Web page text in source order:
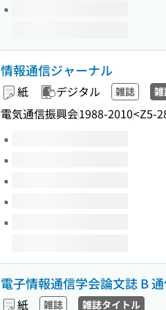
情報通信ジャーナル
紙 デジタル 雑誌
電気通信振興会1988-2010<Z5-
このタイトルの巻号
電子情報通信学会論文誌 B
紙 雑誌 雑誌タイトル